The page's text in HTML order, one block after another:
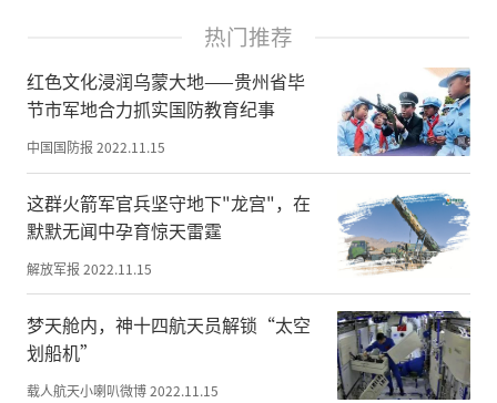
红色武乡系列海报：传承红色基因 弘扬太行精神
热门推荐
红色文化浸润乌蒙大地——贵州省毕
节市军地合力抓实国防教育纪事
中国国防报 2022.11.15
这群火箭军官兵坚守地下"龙宫"，在
默默无闻中孕育惊天雷霆
解放军报 2022.11.15
梦天舱内，神十四航天员解锁“太空
划船机”
载人航天小喇叭微博2022.11.15